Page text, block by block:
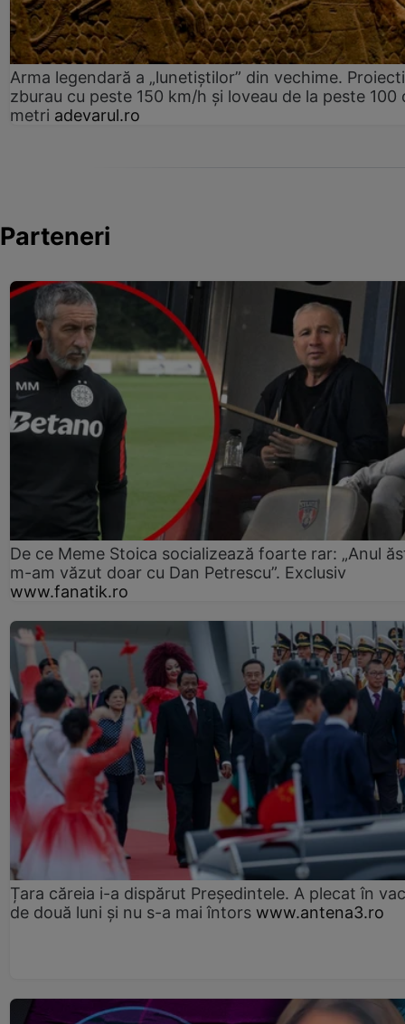
Arma legendară a „lunetiștilor” din vechime.
zburau cu peste 150 km/h și loveau de la peste 100
metri adevarul.ro
Parteneri
De ce Meme Stoica socializează foarte rar: „Anul
m-am văzut doar cu Dan Petrescu”. Exclusiv
www.fanatik.ro
Țara căreia i-a dispărut Președintele. A plecat în
de două luni și nu s-a mai întors www.antena3.ro